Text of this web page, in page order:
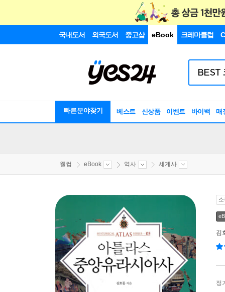
국내도서 외국도서 중고샵 eBook 크레마클럽
빠른분야찾기 베스트 신상품 이벤트 바이백 매
웰컴 eBook 역사 세계사
김
정